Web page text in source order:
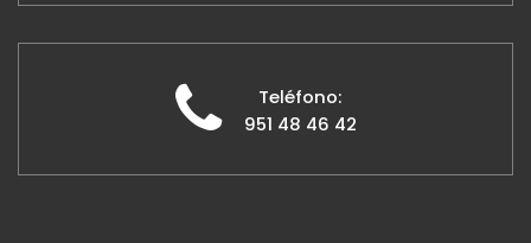
Teléfono:
951 48 46 42